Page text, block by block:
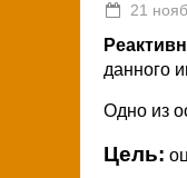
21
данного
Одно из
Цель: